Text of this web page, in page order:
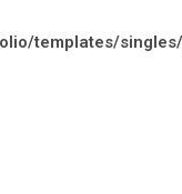
templates/